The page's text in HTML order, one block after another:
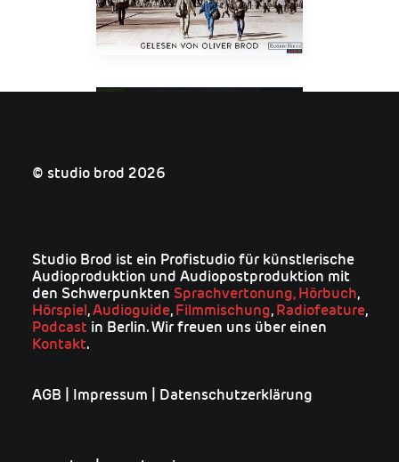
geheimnis
die fremde
© studio brod 2026
Studio Brod ist ein Profistudio für künstlerische
Audioproduktion und Audiopostproduktion mit
den Schwerpunkten Sprachvertonung,Hörbuch,
Hörspiel,Audioguide,Filmmischung,Radiofeature,
Podcast in Berlin. Wir freuen uns über einen
Kontakt.
AGB Impressum Datenschutzerklärung